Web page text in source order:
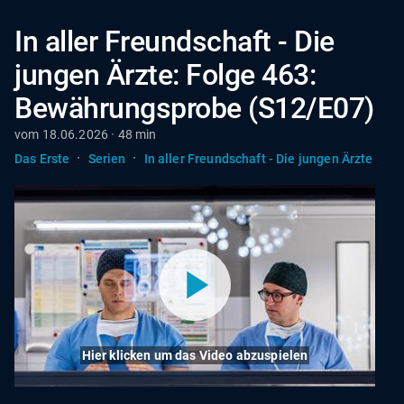
In aller Freundschaft - Die
jungen Ärzte: Folge 463:
Bewährungsprobe (S12/E07)
vom 18.06.2026 · 48 min
Das Erste
· Serien · In aller Freundschaft - Die jungen Ärzte
Hier klicken um das Video abzuspielen